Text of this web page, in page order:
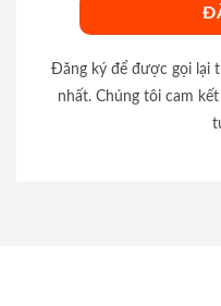
Đăng ký để được gọi lại
nhất. Chúng tôi cam